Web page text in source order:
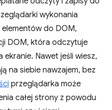
wykonania
do DOM,
DOM, która odczytuje
Nawet jeśli wiesz,
na siebie nawzajem, bez
przeglądarka może
całej strony z powodu